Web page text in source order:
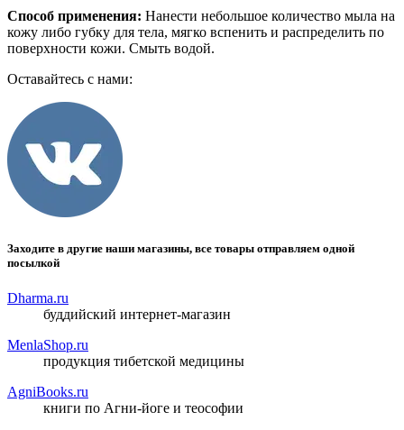
Способ применения: Нанести небольшое количество мыла на
кожу либо губку для тела, мягко вспенить и распределить по
поверхности кожи. Смыть водой.
Оставайтесь с нами:
Заходите в другие наши магазины, все товары отправляем одной
посылкой
Dharma.ru
буддийский интернет-магазин
MenlaShop.ru
продукция тибетской медицины
AgniBooks.ru
книги по Агни-йоге и теософии